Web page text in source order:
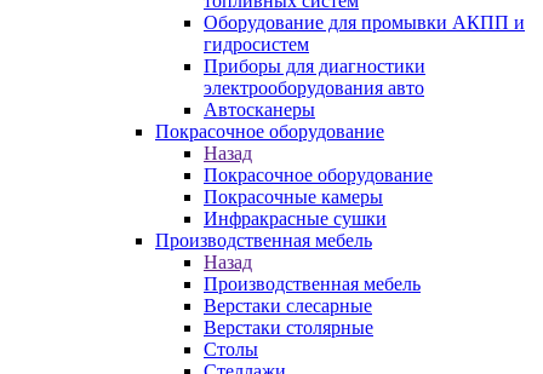
Оборудование для промывки АКПП и
гидросистем
Приборы для диагностики
электрооборудования авто
Автосканеры
Покрасочное оборудование
Назад
Покрасочное оборудование
Покрасочные камеры
Инфракрасные сушки
Производственная мебель
Назад
Производственная мебель
Верстаки слесарные
Верстаки столярные
Столы